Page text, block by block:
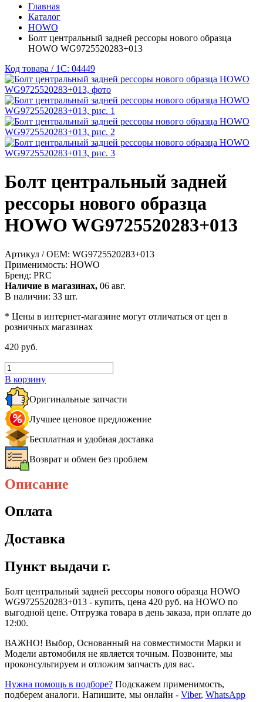
Главная
Каталог
HOWO
Болт центральный задней рессоры нового образца
HOWO WG9725520283+013
Код товара / 1C: 04449
Болт центральный задней
рессоры нового образца
HOWO WG9725520283+013
Артикул / OEM: WG9725520283+013
Применимость: HOWO
Бренд: PRC
Наличие в магазинах, 06 авг.
В наличии: 33 шт.
* Цены в интернет-магазине могут отличаться от цен в
розничных магазинах
420 руб.
В корзину
Оригинальные запчасти
Лучшее ценовое предложение
Бесплатная и удобная доставка
Возврат и обмен без проблем
Описание
Оплата
Доставка
Пункт выдачи г.
Болт центральный задней рессоры нового образца HOWO
WG9725520283+013 - купить, цена 420 руб. на HOWO по
выгодной цене. Отгрузка товара в день заказа, при оплате до
12:00.
ВАЖНО! Выбор, Основанный на совместимости Марки и
Модели автомобиля не является точным. Позвоните, мы
проконсультируем и отложим запчасть для вас.
Нужна помощь в подборе? Подскажем применимость,
подберем аналоги. Напишите, мы онлайн - Viber, WhatsApp